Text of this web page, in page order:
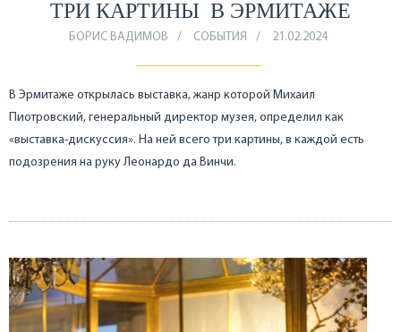
ТРИ КАРТИНЫ В ЭРМИТАЖЕ
БОРИС ВАДИМОВ СОБЫТИЯ 21.02.2024
В Эрмитаже открылась выставка, жанр которой Михаил
Пиотровский, генеральный директор музея, определил как
«выставка-дискуссия». На ней всего три картины, в каждой есть
подозрения на руку Леонардо да Винчи.